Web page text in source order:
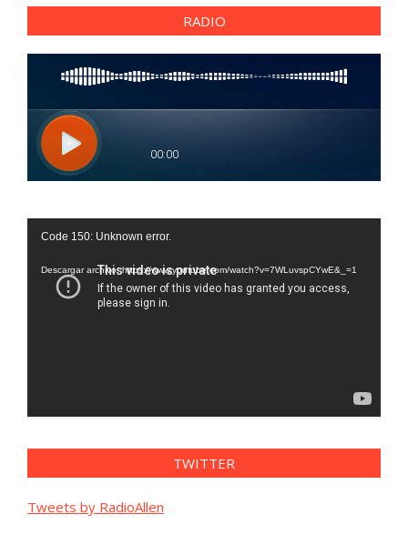
RADIO
Reproductor
vídeo
Code 150: Unknown error.
Descargar archivo: https://www.youtube.com/watch?v=7WLuvspCYwE&_=1
TWITTER
Tweets by RadioAllen